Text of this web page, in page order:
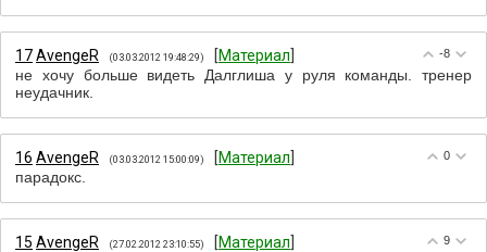
-8
17АvengeR (03.03.2012 19:48:29) [Материал
не хочу больше видеть Далглиша у руля команды. тренер
неудачник.
0
16 АvengeR (03.03.2012 15:00:09) [Материал
парадокс.
9
15 АvengeR (27.02.2012 23:10:55) [Материал